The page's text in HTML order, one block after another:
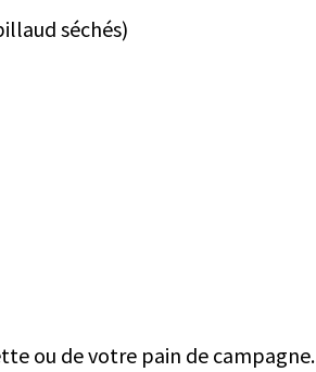
séchés)
ou de votre pain de campagne.